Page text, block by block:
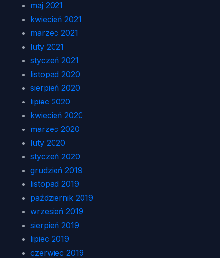
maj 2021
kwiecień 2021
marzec 2021
luty 2021
styczeń 2021
listopad 2020
sierpień 2020
lipiec 2020
kwiecień 2020
marzec 2020
luty 2020
styczeń 2020
grudzień 2019
listopad 2019
październik 2019
wrzesień 2019
sierpień 2019
lipiec 2019
czerwiec 2019